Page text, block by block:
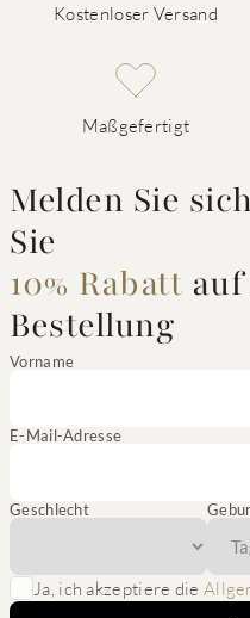
Kostenloser Versand
Maßgefertigt
Melden Sie
Sie
10% Rabatt
Bestellung
Vorname
E-Mail-Adresse
Geschlecht
Ja, ich akzeptiere die